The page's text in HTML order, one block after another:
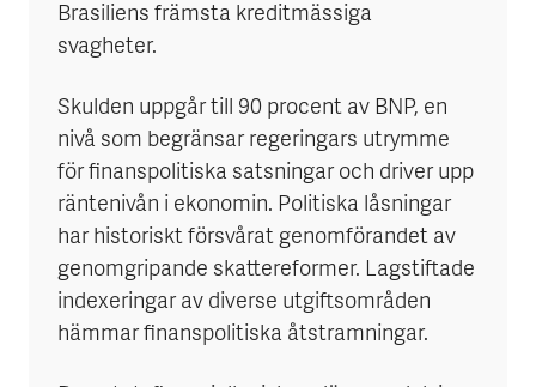
Brasiliens främsta kreditmässiga
svagheter.
Skulden uppgår till 90 procent av BNP, en
nivå som begränsar regeringars utrymme
för finanspolitiska satsningar och driver upp
räntenivån i ekonomin. Politiska låsningar
har historiskt försvårat genomförandet av
genomgripande skattereformer. Lagstiftade
indexeringar av diverse utgiftsområden
hämmar finanspolitiska åtstramningar.